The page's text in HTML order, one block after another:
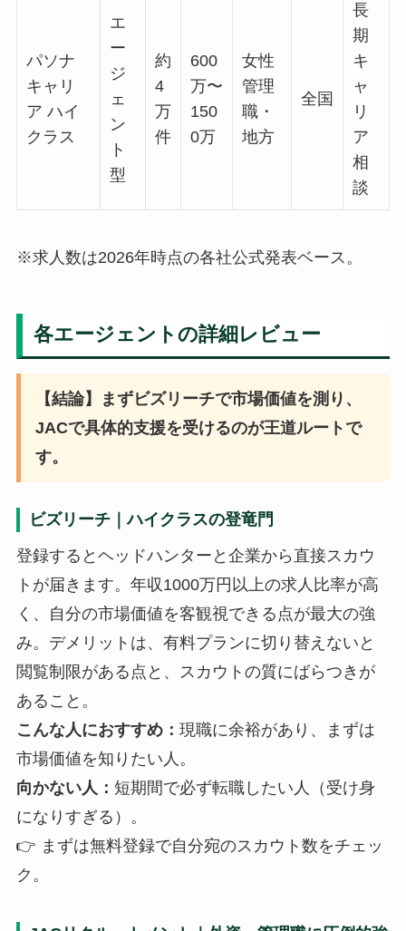
パソナ
キャリ
ア ハイ
クラス
エ
ー
ジ
ェ
ン
ト
型
約
4
万
件
600
万〜
150
0万
女性
管理
職・
地方
全国
長
期
キ
ャ
リ
ア
相
談
※求人数は2026年時点の各社公式発表ベース。
各エージェントの詳細レビュー
【結論】まずビズリーチで市場価値を測り、
JACで具体的支援を受けるのが王道ルートで
す。
ビズリーチ｜ハイクラスの登竜門
登録するとヘッドハンターと企業から直接スカウ
トが届きます。年収1000万円以上の求人比率が高
く、自分の市場価値を客観視できる点が最大の強
み。デメリットは、有料プランに切り替えないと
閲覧制限がある点と、スカウトの質にばらつきが
あること。
こんな人におすすめ： 現職に余裕があり、まずは
市場価値を知りたい人。
向かない人： 短期間で必ず転職したい人（受け身
になりすぎる）。
👉 まずは無料登録で自分宛のスカウト数をチェッ
ク。